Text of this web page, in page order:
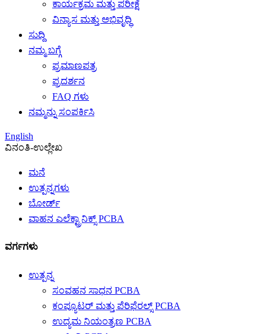
ಕಾರ್ಯಕ್ರಮ ಮತ್ತು ಪರೀಕ್ಷೆ
ವಿನ್ಯಾಸ ಮತ್ತು ಅಭಿವೃದ್ಧಿ
ಸುದ್ದಿ
ನಮ್ಮ ಬಗ್ಗೆ
ಪ್ರಮಾಣಪತ್ರ
ಪ್ರದರ್ಶನ
FAQ ಗಳು
ನಮ್ಮನ್ನು ಸಂಪರ್ಕಿಸಿ
English
ವಿನಂತಿ-ಉಲ್ಲೇಖ
ಮನೆ
ಉತ್ಪನ್ನಗಳು
ಬೋರ್ಡ್
ವಾಹನ ಎಲೆಕ್ಟ್ರಾನಿಕ್ಸ್ PCBA
ವರ್ಗಗಳು
ಉತ್ಪನ್ನ
ಸಂವಹನ ಸಾಧನ PCBA
ಕಂಪ್ಯೂಟರ್ ಮತ್ತು ಪೆರಿಫೆರಲ್ಸ್ PCBA
ಉದ್ಯಮ ನಿಯಂತ್ರಣ PCBA